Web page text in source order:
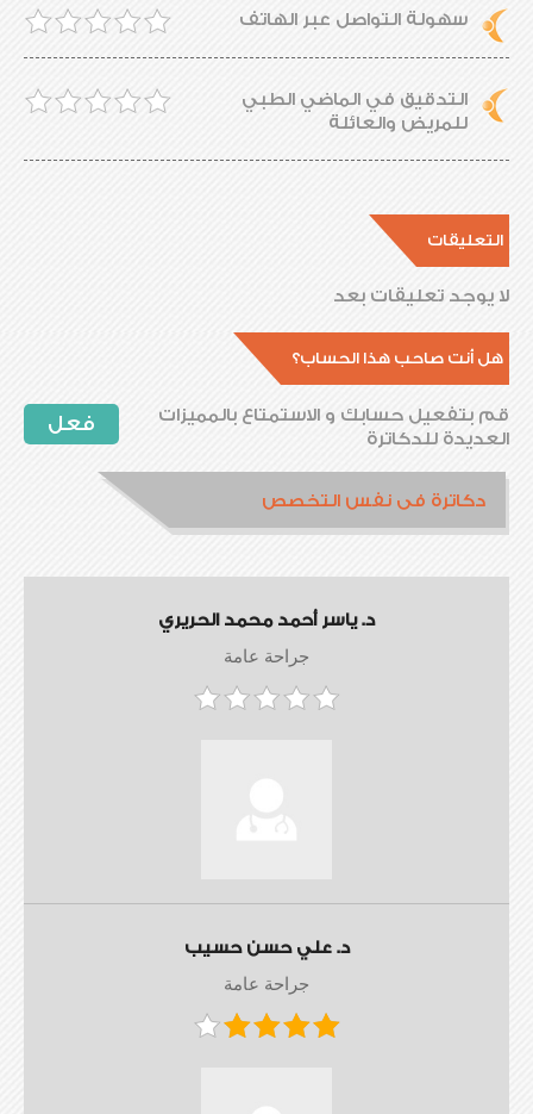
سهولة التواصل عبر الهاتف
التدقيق في الماضي الطبي
للمريض والعائلة
التعليقات
لا يوجد تعليقات بعد
هل أنت صاحب هذا الحساب؟
فعل
قم بتفعيل حسابك و الاستمتاع بالمميزات
العديدة للدكاترة
دكاترة فى نفس التخصص
د. ياسر أحمد محمد الحريري
جراحة عامة
د. علي حسن حسيب
جراحة عامة